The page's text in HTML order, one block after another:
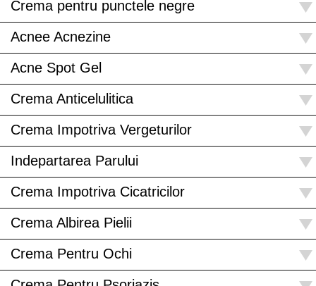
Crema pentru punctele negre
Acnee Acnezine
Acne Spot Gel
Crema Anticelulitica
Crema Impotriva Vergeturilor
Indepartarea Parului
Crema Impotriva Cicatricilor
Crema Albirea Pielii
Crema Pentru Ochi